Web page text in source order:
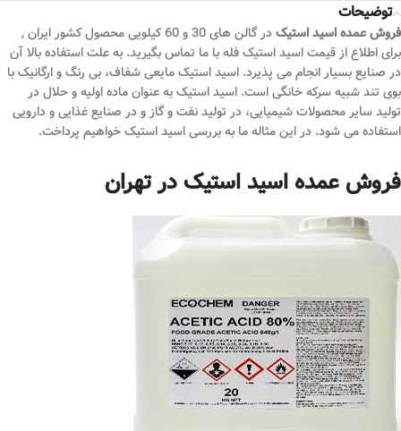
توضیحات
فروش عمده اسید استیک
در گالن های 30 و 60 کیلویی محصول کشور ایران ,
برای اطلاع از قیمت اسید استیک فله با ما تماس بگیرید. به علت استفاده بالا آن
در صنایع بسیار انجام می پذیرد. اسید استیک مایعی شفاف، بی رنگ و ارگانیک با
بوی تند شبیه سرکه خانگی است. اسید استیک به عنوان ماده اولیه و حلال در
تولید سایر محصولات شیمیایی، در تولید نفت و گاز و در صنایع غذایی و دارویی
استفاده می شود. در این مثاله ما به بررسی اسید استیک خواهیم پرداخت.
فروش عمده اسید استیک در تهران